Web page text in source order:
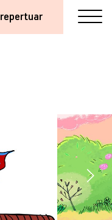
repertuar